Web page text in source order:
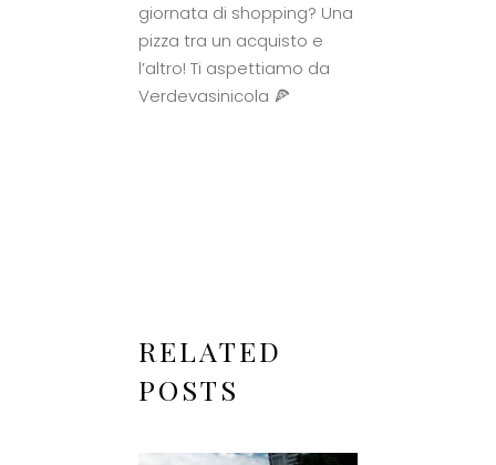
giornata di shopping? Una
pizza tra un acquisto e
l’altro! Ti aspettiamo da
Verdevasinicola 🍕
RELATED
POSTS